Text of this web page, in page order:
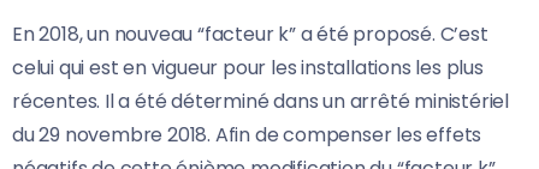
En 2018, un nouveau “facteur k” a été proposé. C’est
celui qui est en vigueur pour les installations les plus
récentes. Il a été déterminé dans un arrêté ministériel
du 29 novembre 2018. Afin de compenser les effets